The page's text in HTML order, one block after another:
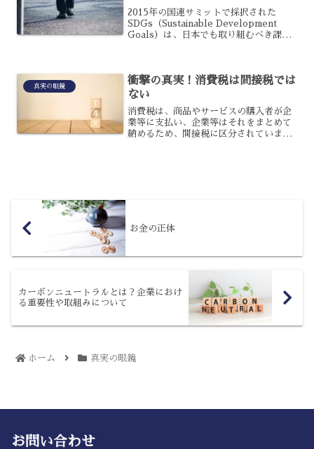
2015年の国連サミットで採択された
SDGs（Sustainable Development
Goals）は、日本でも取り組むべき課題
真実の眼鏡
衝撃の真実！消費税は間接税では
ない
消費税は、商品やサービスの購入者が企
業等に支払い、企業等はそれをまとめて
納めるため、間接税に区分されていま
お金の正体
カーボンニュートラルとは？企業におけ
る重要性や取組みについて
ホーム 真実の眼鏡
お問い合わせ